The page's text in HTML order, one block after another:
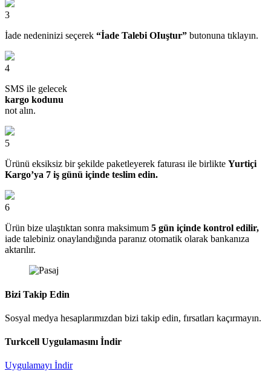
3
İade nedeninizi seçerek “İade Talebi OIuştur” butonuna tıklayın.
4
SMS ile gelecek
kargo kodunu
not alın.
5
Ürünü eksiksiz bir şekilde paketleyerek faturası ile birlikte Yurtiçi
Kargo’ya 7 iş günü içinde teslim edin.
6
Ürün bize ulaştıktan sonra maksimum 5 gün içinde kontrol edilir,
iade talebiniz onaylandığında paranız otomatik olarak bankanıza
aktarılır.
Bizi Takip Edin
Sosyal medya hesaplarımızdan bizi takip edin, fırsatları kaçırmayın.
Turkcell Uygulamasını İndir
Uygulamayı İndir